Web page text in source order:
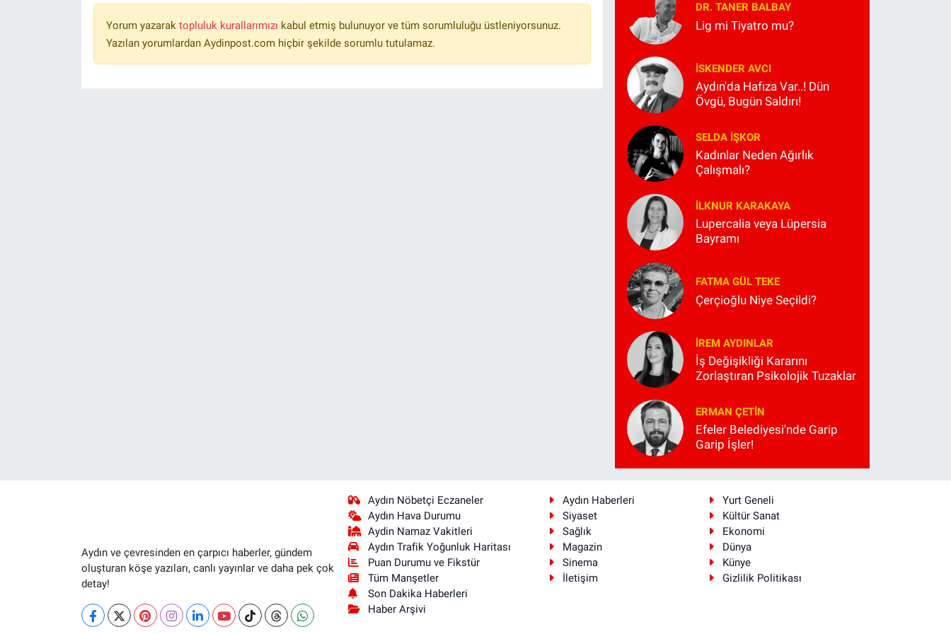
Yorum yazarak topluluk kurallarımızı kabul etmiş bulunuyor ve tüm sorumluluğu üstleniyorsunuz.
Yazılan yorumlardan Aydinpost.com hiçbir şekilde sorumlu tutulamaz.
DR. TANER BALBAY
Lig mi Tiyatro mu?
İSKENDER AVCI
Aydın'da Hafıza Var..! Dün
Övgü, Bugün Saldırı!
SELDA İŞKOR
Kadınlar Neden Ağırlık
Çalışmalı?
İLKNUR KARAKAYA
Lupercalia veya Lüpersia
Bayramı
FATMA GÜL TEKE
Çerçioğlu Niye Seçildi?
İREM AYDINLAR
İş Değişikliği Kararını
Zorlaştıran Psikolojik Tuzaklar
ERMAN ÇETIN
Efeler Belediyesi'nde Garip
Garip İşler!
Aydın ve çevresinden en çarpıcı haberler, gündem
oluşturan köşe yazıları, canlı yayınlar ve daha pek çok
detay!
Aydın Nöbetçi Eczaneler
Aydın Hava Durumu
Aydin Namaz Vakitleri
Aydın Trafik Yoğunluk Haritası
Puan Durumu ve Fikstür
Tüm Manşetler
Son Dakika Haberleri
Haber Arşivi
Aydın Haberleri
Yurt Geneli
Siyaset
Kültür Sanat
Sağlık
Ekonomi
Magazin
Dünya
Sinema
Künye
İletişim
Gizlilik Politikası